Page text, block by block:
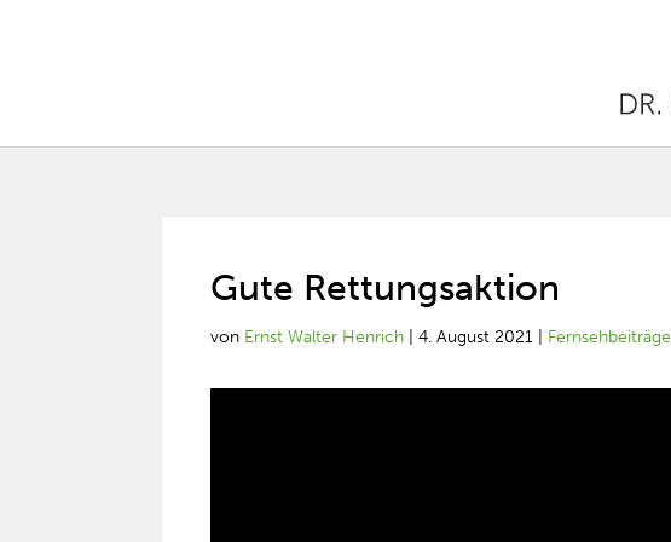
Gute Rettungsaktion
von Ernst Walter Henrich |4. August 2021 Fernsehbeiträge